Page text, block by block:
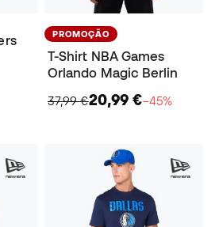
PROMOÇÃO
T-Shirt NBA Games
Orlando Magic Berlin
37,99 €20,99 €−45%